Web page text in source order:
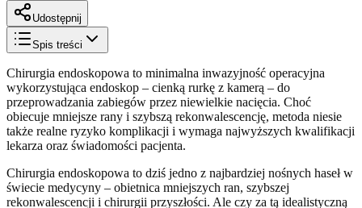
Udostępnij
Spis treści
Chirurgia endoskopowa to minimalna inwazyjność operacyjna
wykorzystująca endoskop – cienką rurkę z kamerą – do
przeprowadzania zabiegów przez niewielkie nacięcia. Choć
obiecuje mniejsze rany i szybszą rekonwalescencję, metoda niesie
także realne ryzyko komplikacji i wymaga najwyższych kwalifikacji
lekarza oraz świadomości pacjenta.
Chirurgia endoskopowa to dziś jedno z najbardziej nośnych haseł w
świecie medycyny – obietnica mniejszych ran, szybszej
rekonwalescencji i chirurgii przyszłości. Ale czy za tą idealistyczną